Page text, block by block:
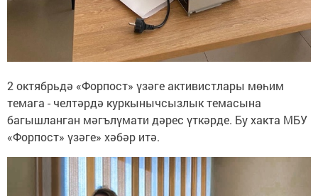
2 октябрьдә «Форпост» үзәге активистлары мөһим
темага - челтәрдә куркынычсызлык темасына
багышланган мәгълүмати дәрес үткәрде. Бу хакта МБУ
«Форпост» үзәге» хәбәр итә.